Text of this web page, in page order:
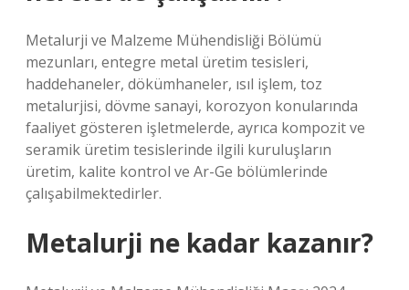
Metalurji ve Malzeme Mühendisliği Bölümü
mezunları, entegre metal üretim tesisleri,
haddehaneler, dökümhaneler, ısıl işlem, toz
metalurjisi, dövme sanayi, korozyon konularında
faaliyet gösteren işletmelerde, ayrıca kompozit ve
seramik üretim tesislerinde ilgili kuruluşların
üretim, kalite kontrol ve Ar-Ge bölümlerinde
çalışabilmektedirler.
Metalurji ne kadar kazanır?